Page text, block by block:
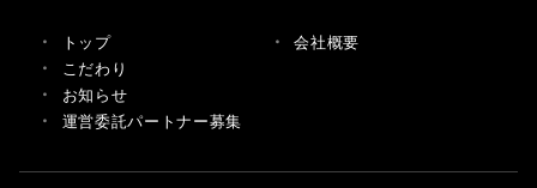
トップ
こだわり
お知らせ
運営委託パートナー募集
会社概要